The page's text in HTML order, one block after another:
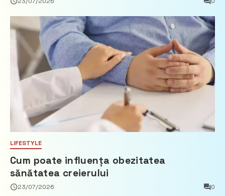
LIFESTYLE
Cum poate influența obezitatea
sănătatea creierului
23/07/2026 0